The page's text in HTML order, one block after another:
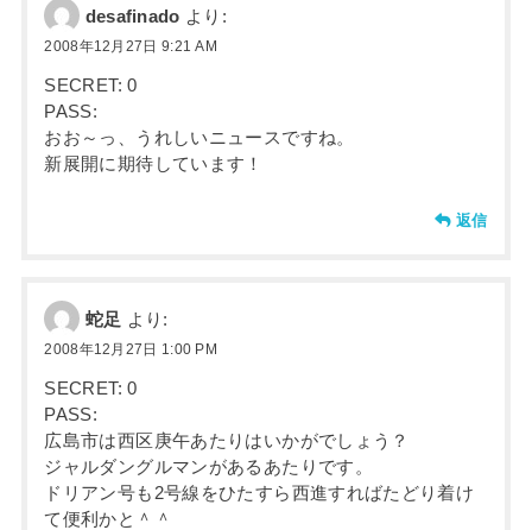
desafinado より:
2008年12月27日 9:21 AM
SECRET: 0
PASS:
おお～っ、うれしいニュースですね。
新展開に期待しています！
返信
蛇足 より:
2008年12月27日 1:00 PM
SECRET: 0
PASS:
広島市は西区庚午あたりはいかがでしょう？
ジャルダングルマンがあるあたりです。
ドリアン号も2号線をひたすら西進すればたどり着け
て便利かと＾＾